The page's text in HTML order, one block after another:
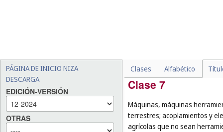
PÁGINA DE INICIO NIZA
DESCARGA
EDICIÓN-VERSIÓN
OTRAS
Clases Alfabético
muebles (cl. 20), los
Clase 7
Máquinas, máquinas
terrestres; acoplamientos y
agrícolas que no sean